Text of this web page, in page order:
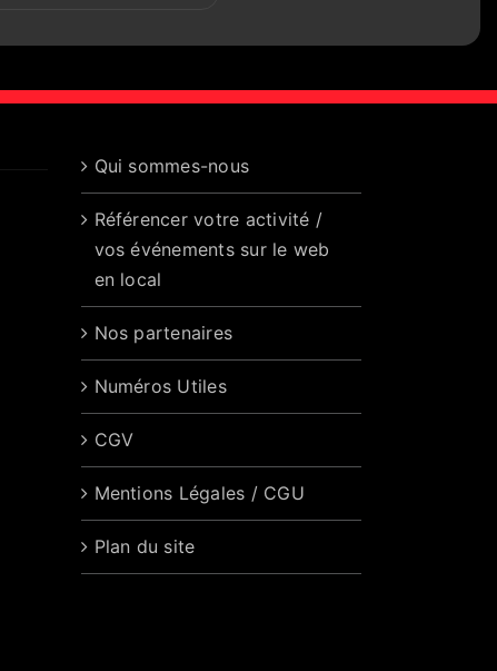
Qui sommes-nous
Référencer votre activité /
vos événements sur le web
en local
Nos partenaires
Numéros Utiles
CGV
Mentions Légales / CGU
Plan du site